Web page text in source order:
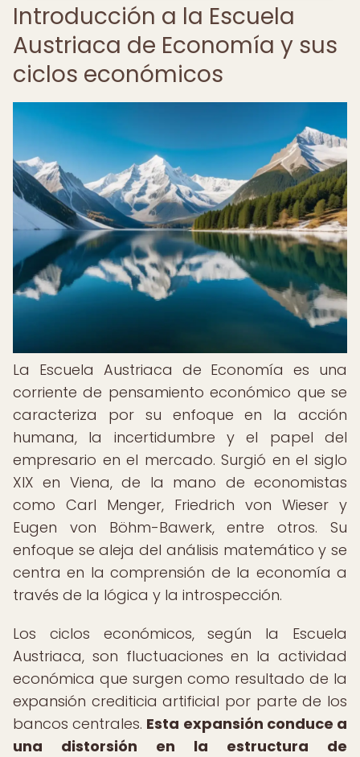
Introducción a la Escuela
Austriaca de Economía y sus
ciclos económicos
La Escuela Austriaca de Economía es una
corriente de pensamiento económico que se
caracteriza por su enfoque en la acción
humana, la incertidumbre y el papel del
empresario en el mercado. Surgió en el siglo
XIX en Viena, de la mano de economistas
como Carl Menger, Friedrich von Wieser y
Eugen von Böhm-Bawerk, entre otros. Su
enfoque se aleja del análisis matemático y se
centra en la comprensión de la economía a
través de la lógica y la introspección.
Los ciclos económicos, según la Escuela
Austriaca, son fluctuaciones en la actividad
económica que surgen como resultado de la
expansión crediticia artificial por parte de los
bancos centrales. Esta expansión conduce a
una distorsión en la estructura de